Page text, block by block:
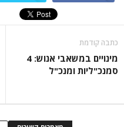
כתבה קודמת
מינויים במשאבי אנוש: 4
סמנכ"ליות ומנכ"ל